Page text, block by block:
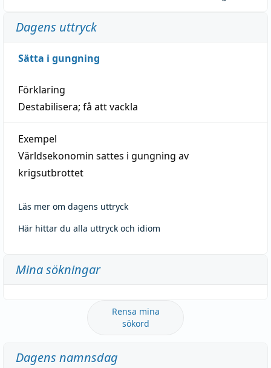
Dagens uttryck
Sätta i gungning
Förklaring
Destabilisera; få att vackla
Exempel
Världsekonomin sattes i gungning av
krigsutbrottet
Läs mer om dagens uttryck
Här hittar du alla uttryck och idiom
Mina sökningar
Rensa mina
sökord
Dagens namnsdag